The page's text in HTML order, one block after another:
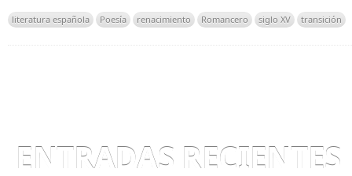
literatura española Poesía renacimiento Romancero siglo XV transición
ENTRADAS RECIENTES